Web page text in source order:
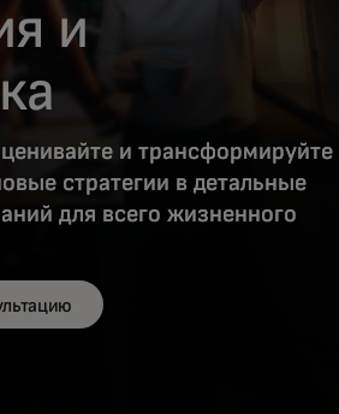
и
и трансформируйте
стратегии в детальные
для всего жизненного